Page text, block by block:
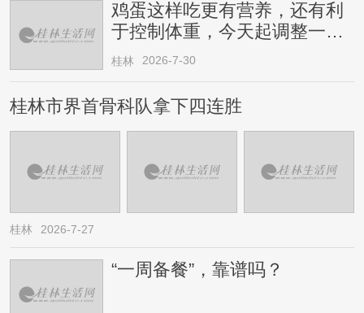
鸡蛋这样吃更有营养，还有利
于控制体重，今天起调整一下
→
桂林 2026-7-30
桂林市界首骨科队拿下四连胜
桂林 2026-7-27
“一周备餐”，靠谱吗？